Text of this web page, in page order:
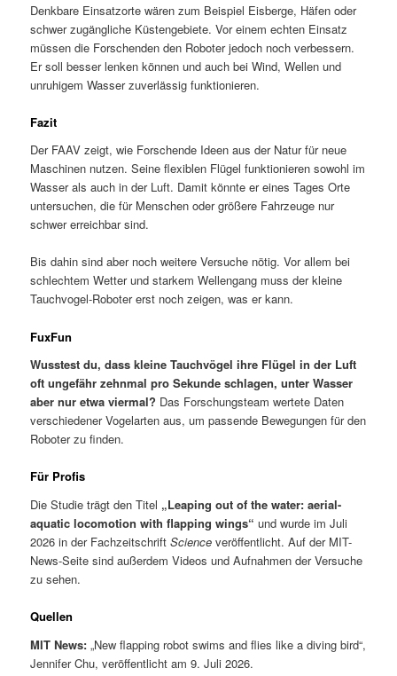
Denkbare Einsatzorte wären zum Beispiel Eisberge, Häfen oder
schwer zugängliche Küstengebiete. Vor einem echten Einsatz
müssen die Forschenden den Roboter jedoch noch verbessern.
Er soll besser lenken können und auch bei Wind, Wellen und
unruhigem Wasser zuverlässig funktionieren.
Fazit
Der FAAV zeigt, wie Forschende Ideen aus der Natur für neue
Maschinen nutzen. Seine flexiblen Flügel funktionieren sowohl im
Wasser als auch in der Luft. Damit könnte er eines Tages Orte
untersuchen, die für Menschen oder größere Fahrzeuge nur
schwer erreichbar sind.
Bis dahin sind aber noch weitere Versuche nötig. Vor allem bei
schlechtem Wetter und starkem Wellengang muss der kleine
Tauchvogel-Roboter erst noch zeigen, was er kann.
FuxFun
Wusstest du, dass kleine Tauchvögel ihre Flügel in der Luft
oft ungefähr zehnmal pro Sekunde schlagen, unter Wasser
aber nur etwa viermal? Das Forschungsteam wertete Daten
verschiedener Vogelarten aus, um passende Bewegungen für den
Roboter zu finden.
Für Profis
Die Studie trägt den Titel „Leaping out of the water: aerial-
aquatic locomotion with flapping wings“ und wurde im Juli
2026 in der FachzeitschriftScience veröffentlicht. Auf der MIT-
News-Seite sind außerdem Videos und Aufnahmen der Versuche
zu sehen.
Quellen
MIT News: „New flapping robot swims and flies like a diving bird“,
Jennifer Chu, veröffentlicht am 9. Juli 2026.